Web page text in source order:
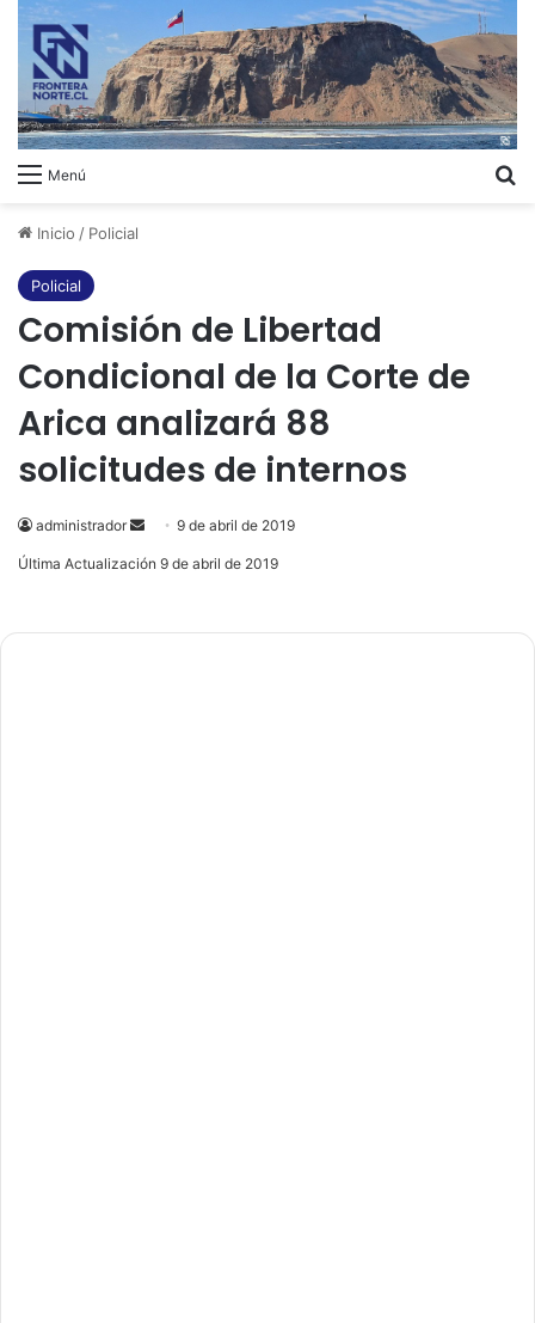
Menú
Inicio / Policial
Policial
Comisión de Libertad
Condicional de la Corte de
Arica analizará 88
solicitudes de internos
administrador
Send
an
9 de abril de 2019
Última Actualización 9 de abril de 2019